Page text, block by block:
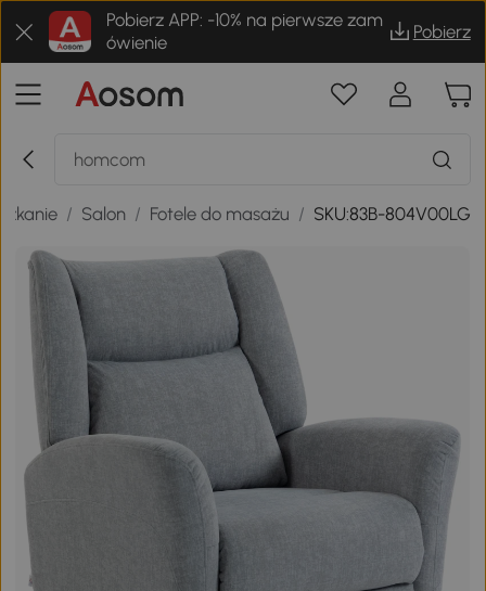
Pobierz APP: -10% na pierwsze zam
ówienie
Pobierz
/ Salon / Fotele do masażu / SKU:83B-804V00LG